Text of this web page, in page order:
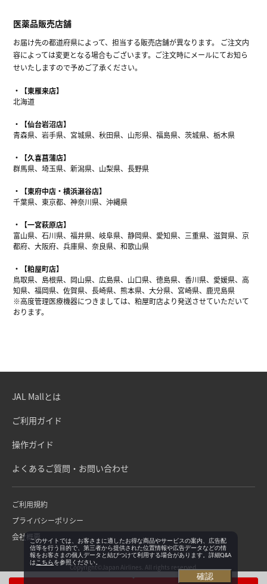
医薬品販売店舗
お届け先の都道府県によって、担当する販売店舗が異なります。 ご注文内
容によっては変更となる場合もございます。ご注文時にメールにてお知ら
せいたしますので予めご了承ください。
【東雁来店】
北海道
【仙台岩沼店】
青森県、岩手県、宮城県、秋田県、山形県、福島県、茨城県、栃木県
【久喜菖蒲店】
群馬県、埼玉県、新潟県、山梨県、長野県
【東府中店・横浜瀬谷店】
千葉県、東京都、神奈川県、沖縄県
【一宮萩原店】
富山県、石川県、福井県、岐阜県、静岡県、愛知県、三重県、滋賀県、京
都府、大阪府、兵庫県、奈良県、和歌山県
【粕屋町店】
鳥取県、島根県、岡山県、広島県、山口県、徳島県、香川県、愛媛県、高
知県、福岡県、佐賀県、長崎県、熊本県、大分県、宮崎県、鹿児島県
※高度管理医療機器につきましては、粕屋町店より発送させていただいて
おります。
JAL Mallとは
ご利用ガイド
操作ガイド
よくあるご質問・お問い合わせ
ご利用規約
プライバシーポリシー
会社概要
Copyright©Japan Airlines. All rights reserved.
このサイトでは、お客さまに適したお得な商品やサービスの案内、広告配
信等を行う目的で、第三者から提供された位置情報や広告データなどの情
報をお客さまの個人データと結びつけて利用する場合があります。詳細Q&A
は こちらを参照ください。
確認